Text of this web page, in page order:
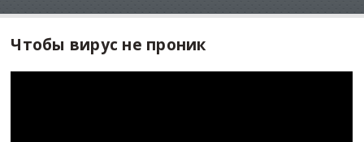
Чтобы вирус не проник